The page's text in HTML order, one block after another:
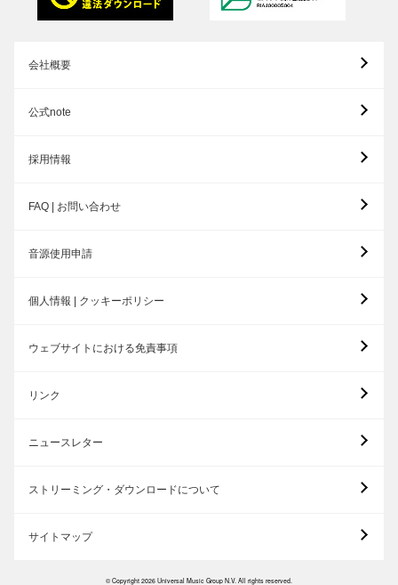
会社概要
公式note
採用情報
FAQ | お問い合わせ
音源使用申請
個人情報 | クッキーポリシー
ウェブサイトにおける免責事項
リンク
ニュースレター
ストリーミング・ダウンロードについて
サイトマップ
© Copyright 2026 Universal Music Group N.V. All rights reserved.